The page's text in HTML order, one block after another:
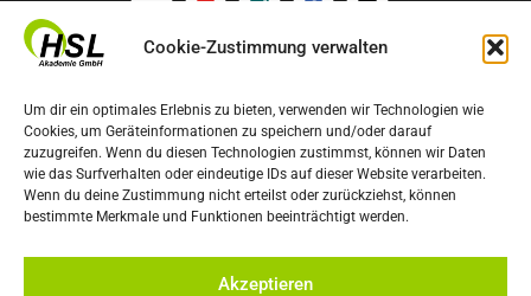
Cookie-Zustimmung verwalten
Um dir ein optimales Erlebnis zu bieten, verwenden wir Technologien wie
Cookies, um Geräteinformationen zu speichern und/oder darauf
zuzugreifen. Wenn du diesen Technologien zustimmst, können wir Daten
wie das Surfverhalten oder eindeutige IDs auf dieser Website verarbeiten.
Wenn du deine Zustimmung nicht erteilst oder zurückziehst, können
bestimmte Merkmale und Funktionen beeinträchtigt werden.
Akzeptieren
© 2026 • HSL Akademie GmbH